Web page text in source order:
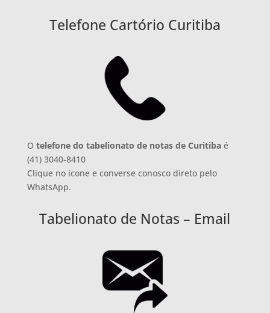
Telefone Cartório Curitiba
O telefone do tabelionato de notas de Curitibaé
(41) 3040-8410
Clique no ícone e converse conosco direto pelo
WhatsApp.
Tabelionato de Notas – Email